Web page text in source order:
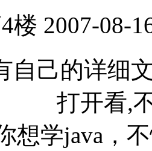
楼 2007-08-
自己的详细
打开看,
想学java，